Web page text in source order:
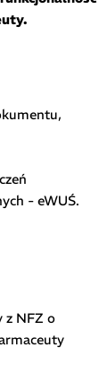
- eWUŚ.
z NFZ o